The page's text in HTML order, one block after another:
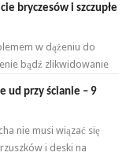
bryczesów i szczupłe
w dążeniu do
bądź zlikwidowanie
ud przy ścianie – 9
nie musi wiązać się
i deski na